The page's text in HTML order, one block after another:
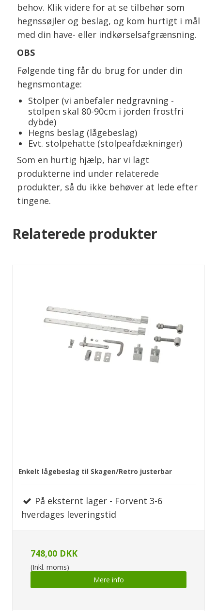
behov. Klik videre for at se tilbehør som
hegnssøjler og beslag, og kom hurtigt i mål
med din have- eller indkørselsafgrænsning.
OBS
Følgende ting får du brug for under din
hegnsmontage:
Stolper (vi anbefaler nedgravning -
stolpen skal 80-90cm i jorden frostfri
dybde)
Hegns beslag (lågebeslag)
Evt. stolpehatte (stolpeafdækninger)
Som en hurtig hjælp, har vi lagt
produkterne ind under relaterede
produkter, så du ikke behøver at lede efter
tingene.
Relaterede produkter
Enkelt lågebeslag til Skagen/Retro justerbar
På eksternt lager - Forvent 3-6
hverdages leveringstid
748,00 DKK
(Inkl. moms)
Mere info